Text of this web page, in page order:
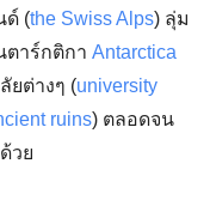
ด์ (the Swiss Alps) ลุ่ม
ตาร์กติกา Antarctica
ยต่างๆ (university
ruins) ตลอดจน
วย